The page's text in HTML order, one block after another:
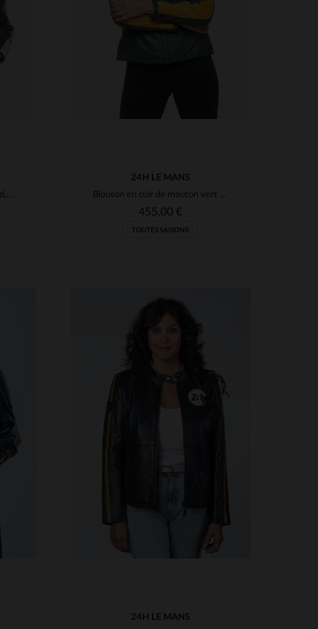
L XL
Cuir de mouton noir, col motard, douceur et style intemporel.
24H LE MANS
Blouson en cuir de mouton vert vintage, souple et léger, style motard.
455,00 €
TOUTES SAISONS
24H LE MANS